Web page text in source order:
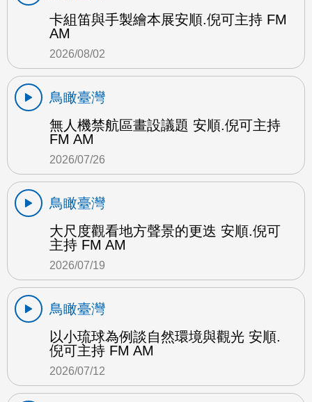
卡組笛與手製繪本展安順.倪可主持 FM
AM
2026/08/02
鳥瞰臺灣
無人機禁航區畫設議題 安順.倪可主持
FM AM
2026/07/26
鳥瞰臺灣
大尺度觀看地方聲景的更迭 安順.倪可
主持 FM AM
2026/07/19
鳥瞰臺灣
以小琉球為例談自然環境與觀光 安順.
倪可主持 FM AM
2026/07/12